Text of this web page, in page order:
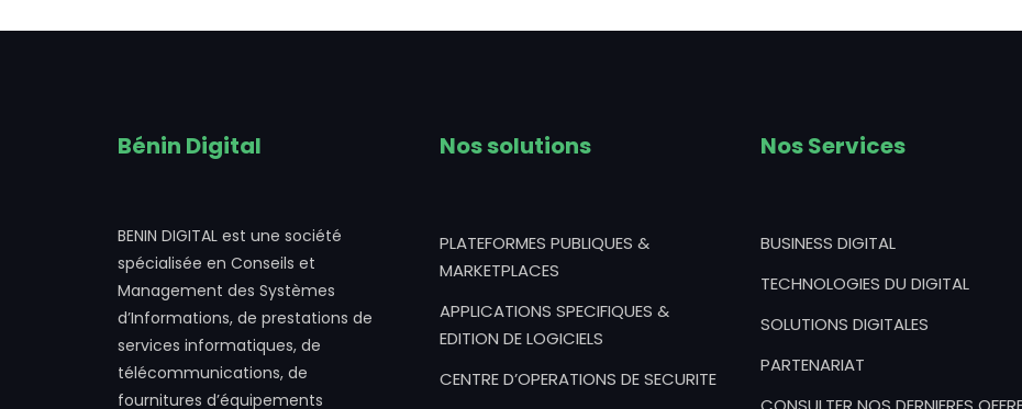
Bénin Digital
BENIN DIGITAL est une société
spécialisée en Conseils et
Management des Systèmes
d’Informations, de prestations de
services informatiques, de
télécommunications, de
fournitures d’équipements
Nos solutions
PLATEFORMES PUBLIQUES &
MARKETPLACES
APPLICATIONS SPECIFIQUES &
EDITION DE LOGICIELS
CENTRE D’OPERATIONS DE SECURITE
Nos Services
BUSINESS DIGITAL
TECHNOLOGIES DU DIGITAL
SOLUTIONS DIGITALES
PARTENARIAT